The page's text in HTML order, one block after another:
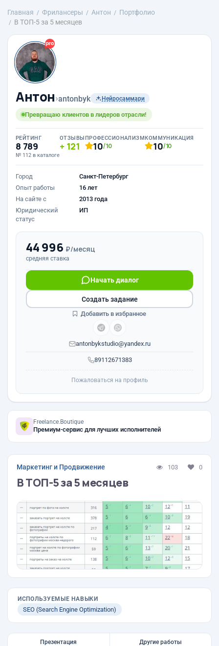
Главная Фрилансеры Антон
Портфолио
В ТОП-5 за 5 месяцев
Антон›antonbyk Нейросаммари
Превращаю клиентов в лидеров отрасли!
РЕЙТИНГ
8 789
№ 112 в каталоге
ОТЗЫВЫ
121
ПРОФЕССИОНАЛИЗМ
10/10
КОММУНИКАЦИЯ
10/10
Город
Санкт-Петербург
Опыт работы
16 лет
На сайте с
2013 года
Юридический
статус
ИП
44 996 ₽/месяц
средняя ставка
89112671383
Начать диалог
antonbykstudio@yandex.ru
Создать задание
Добавить в избранное
Пожаловаться на профиль
Freelance.Boutique
Премиум-сервис для лучших исполнителей
Маркетинг и Продвижение 103 0
В ТОП-5 за 5 месяцев
ИСПОЛЬЗУЕМЫЕ НАВЫКИ
SEO (Search Engine Optimization)
Презентация Другие работы